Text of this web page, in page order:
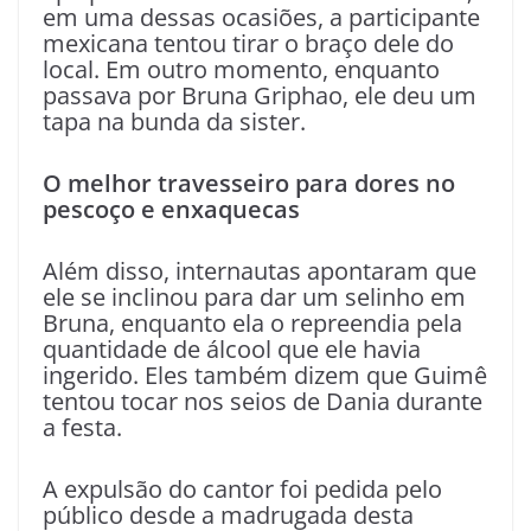
em uma dessas ocasiões, a participante
mexicana tentou tirar o braço dele do
local. Em outro momento, enquanto
passava por Bruna Griphao, ele deu um
tapa na bunda da sister.
O melhor travesseiro para dores no
pescoço e enxaquecas
Além disso, internautas apontaram que
ele se inclinou para dar um selinho em
Bruna, enquanto ela o repreendia pela
quantidade de álcool que ele havia
ingerido. Eles também dizem que Guimê
tentou tocar nos seios de Dania durante
a festa.
A expulsão do cantor foi pedida pelo
público desde a madrugada desta